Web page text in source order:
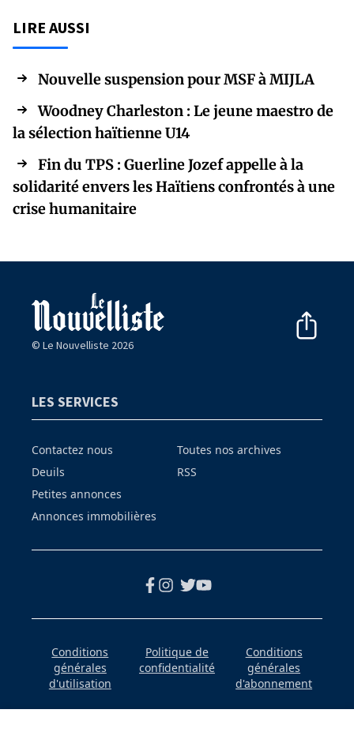
LIRE AUSSI
Nouvelle suspension pour MSF à MIJLA
Woodney Charleston : Le jeune maestro de
la sélection haïtienne U14
Fin du TPS : Guerline Jozef appelle à la
solidarité envers les Haïtiens confrontés à une
crise humanitaire
© Le Nouvelliste 2026
LES SERVICES
Contactez nous
Deuils
Petites annonces
Annonces immobilières
Toutes nos archives
RSS
Conditions
générales
d'utilisation
Politique de
confidentialité
Conditions
générales
d'abonnement